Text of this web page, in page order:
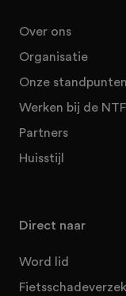
Over ons
Organisatie
Onze standpunten
Werken bij de
Partners
Huisstijl
Direct naar
Word lid